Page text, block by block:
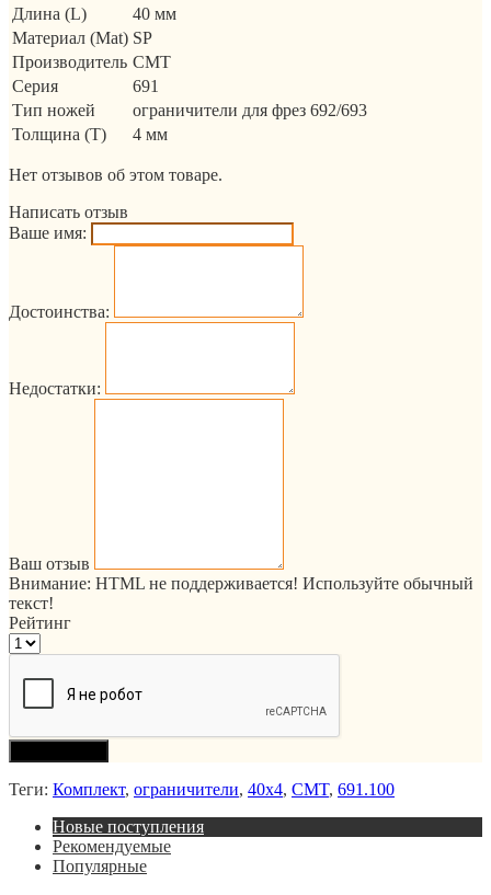
Длина (L)
40 мм
Материал (Mat) SP
Производитель CMT
Серия
691
Тип ножей
ограничители для фрез 692/693
Толщина (T)
4 мм
Нет отзывов об этом товаре.
Написать отзыв
Ваше имя:
Достоинства:
Недостатки:
Ваш отзыв
Внимание: HTML не поддерживается! Используйте обычный
текст!
Рейтинг
Теги: Комплект, ограничители, 40x4, CMT, 691.100
Новые поступления
Рекомендуемые
Популярные